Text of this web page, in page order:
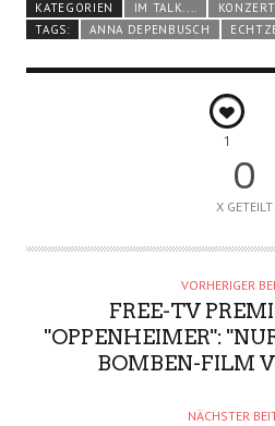
KATEGORIEN
IM TALK....
TAGS:
ANNA DEPENBUSCH
1
0
X GETEILT
VORHERIGER
FREE-TV
"OPPENHEIMER":
BOMBEN-FILM
NÄCHSTER